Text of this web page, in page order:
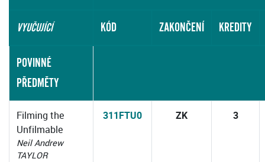
VYUČUJÍCÍ KÓD ZAKONČENÍ KREDITY
POVINNÉ
PŘEDMĚTY
Filming the
Unfilmable
Neil Andrew
TAYLOR
311FTU0 ZK 3